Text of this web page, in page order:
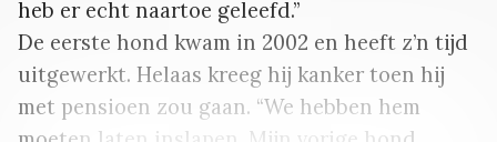
heb er echt naartoe geleefd.”
De eerste hond kwam in 2002 en heeft z’n tijd
uitgewerkt. Helaas kreeg hij kanker toen hij
met pensioen zou gaan. “We hebben hem